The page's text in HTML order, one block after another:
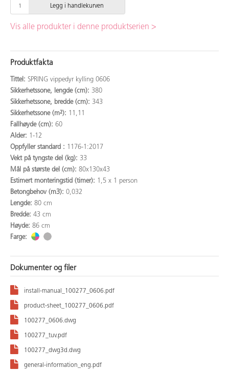
Legg i handlekurven
Vis alle produkter i denne produktserien >
Produktfakta
Tittel: SPRING vippedyr kylling 0606
Sikkerhetssone, lengde (cm): 380
Sikkerhetssone, bredde (cm): 343
Sikkerhetssone (m²): 11,11
Fallhøyde (cm): 60
Alder: 1-12
Oppfyller standard : 1176-1:2017
Vekt på tyngste del (kg): 33
Mål på største del (cm): 80x130x43
Estimert monteringstid (timer): 1,5 x 1 person
Betongbehov (m3): 0,032
Lengde: 80 cm
Bredde: 43 cm
Høyde: 86 cm
Farge:
Dokumenter og filer
install-manual_100277_0606.pdf
product-sheet_100277_0606.pdf
100277_0606.dwg
100277_tuv.pdf
100277_dwg3d.dwg
general-information_eng.pdf